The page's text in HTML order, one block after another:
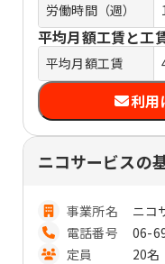
労働時間（週）
平均月額工賃と工
平均月額工賃
利用
ニコサービスの
事業所名
ニコ
電話番号
06-
定員
20名